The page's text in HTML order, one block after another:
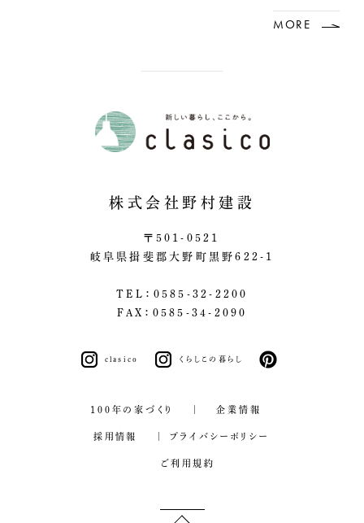
MORE
株式会社野村建設
〒501-0521
岐阜県揖斐郡大野町黒野622-1
TEL：0585-32-2200
FAX：0585-34-2090
clasico くらしこの暮らし
100年の家づくり 企業情報
採用情報 プライバシーポリシー
ご利用規約